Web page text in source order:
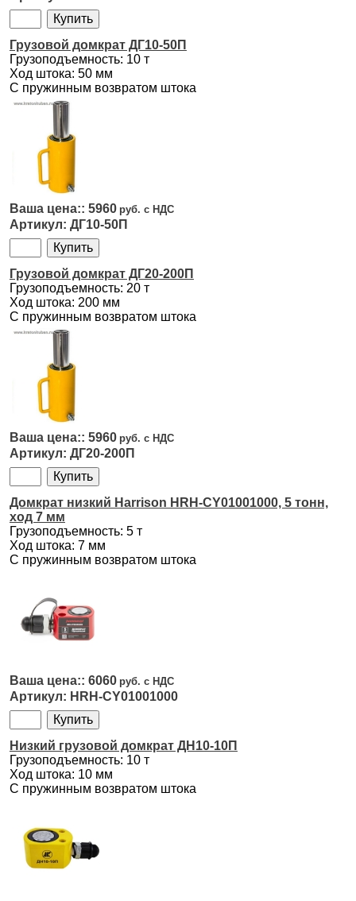
Грузовой домкрат ДГ10-50П
Грузоподъемность: 10 т
Ход штока: 50 мм
С пружинным возвратом штока
5960
ДГ10-50П
Грузовой домкрат ДГ20-200П
Грузоподъемность: 20 т
Ход штока: 200 мм
С пружинным возвратом штока
5960
ДГ20-200П
Домкрат низкий Harrison HRH-CY01001000, 5 тонн,
ход 7 мм
Грузоподъемность: 5 т
Ход штока: 7 мм
С пружинным возвратом штока
6060
HRH-CY01001000
Низкий грузовой домкрат ДН10-10П
Грузоподъемность: 10 т
Ход штока: 10 мм
С пружинным возвратом штока